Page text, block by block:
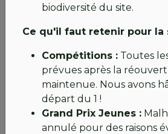
biodiversité du site.
Ce qu'il faut retenir pour la
Compétitions : Toutes
prévues après la
maintenue. Nous avons
départ du 1 !
Grand Prix Jeunes :
annulé pour des raisons
trous, 20 € / 9 trous.
Ile d’Or est offert, utilisable
practice ou location de
Saint-Sébastien, green-fee
Nantes Vigneux
Cholet, green-fee 40 € / 18